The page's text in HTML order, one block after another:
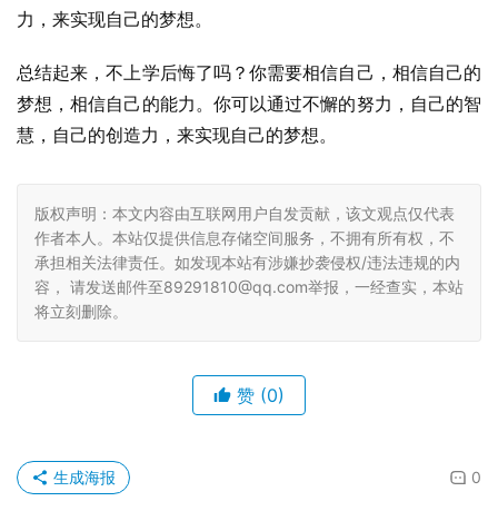
力，来实现自己的梦想。
总结起来，不上学后悔了吗？你需要相信自己，相信自己的
梦想，相信自己的能力。你可以通过不懈的努力，自己的智
慧，自己的创造力，来实现自己的梦想。
版权声明：本文内容由互联网用户自发贡献，该文观点仅代表
作者本人。本站仅提供信息存储空间服务，不拥有所有权，不
承担相关法律责任。如发现本站有涉嫌抄袭侵权/违法违规的内
容， 请发送邮件至89291810@qq.com举报，一经查实，本站
将立刻删除。
赞 (0)
0
生成海报